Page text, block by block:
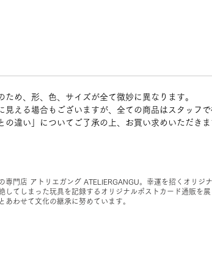
め、形、色、サイズが全て微妙に異なります。
える場合もございますが、全ての商品はスタッフ
違い」についてご了承の上、お買い求めいただきま
専門店 アトリエガング ATELIERGANGU。幸運を招くオリジナ
してしまった玩具を記録するオリジナルポストカード通販を展
あわせて文化の継承に努めています。